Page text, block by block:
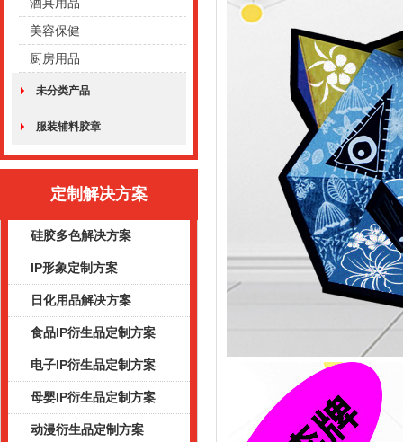
美容保健
厨房用品
未分类产品
服装辅料胶章
定制解决方案
硅胶多色解决方案
IP形象定制方案
日化用品解决方案
食品IP衍生品定制方案
电子IP衍生品定制方案
母婴IP衍生品定制方案
动漫衍生品定制方案